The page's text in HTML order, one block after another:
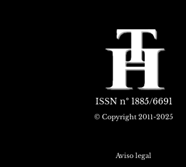
ISSN nº 1885/6691
© Copyright 2011-2025
Aviso legal